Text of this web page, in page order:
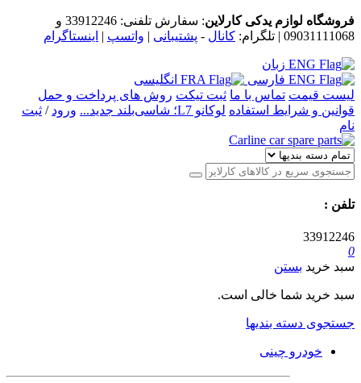
فروشگاه لوازم یدکی کارلاین: سفارش تلفنی: 33912246 و
09031111068 | تلگرام: کانال - پشتیبانی | واتسپ | اینستاگرام
زبان
فارسی
انگلیسی
لیست قیمت تماس با ما ثبت تیکت روش های پرداخت و حمل
قوانین و شرایط استفاده لوکانو L7؛ شاسی‌بلند جدید... ورود / ثبت
نام
تلفن :
33912246
0
سبد خرید بستن
سبد خرید شما خالی است.
جستجوی دسته بندیها
خودرو چینی